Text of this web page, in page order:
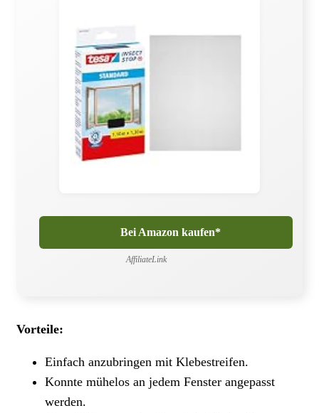
Bei Amazon kaufen*
AffiliateLink
Vorteile:
Einfach anzubringen mit Klebestreifen.
Konnte mühelos an jedem Fenster angepasst
werden.